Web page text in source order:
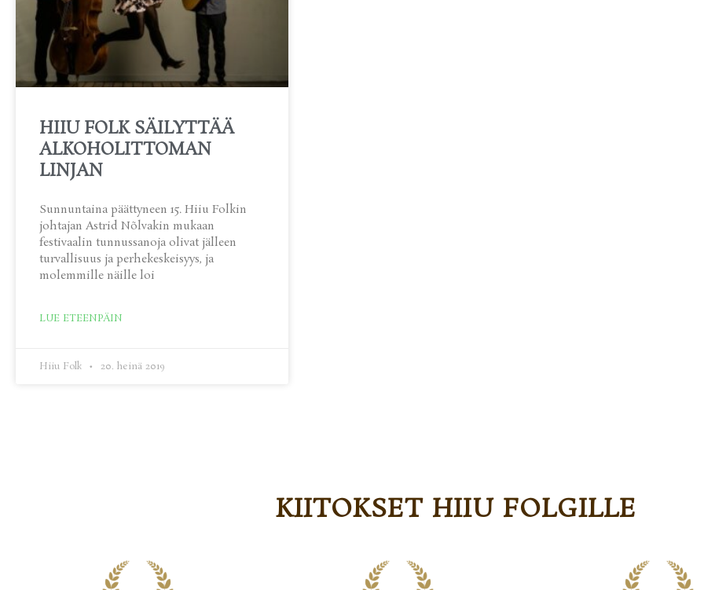
HIIU FOLK SÄILYTTÄÄ
ALKOHOLITTOMAN
LINJAN
Sunnuntaina päättyneen 15. Hiiu Folkin
johtajan Astrid Nõlvakin mukaan
festivaalin tunnussanoja olivat jälleen
turvallisuus ja perhekeskeisyys, ja
molemmille näille loi
LUE ETEENPÄIN
Hiiu Folk 20. heinä 2019
KIITOKSET HIIU FOLGILLE